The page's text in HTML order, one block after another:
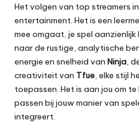
Het volgen van top streamers
entertainment. Het is een
mee omgaat, je spel aanzienlijk
naar de rustige, analytische
energie en snelheid van Ninja ,
creativiteit van Tfue , elke stijl
toepassen. Het is aan jou om
passen bij jouw manier van
integreert.